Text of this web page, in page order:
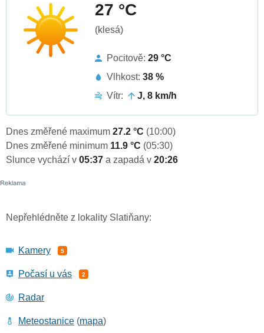
27 °C
(klesá)
Pocitově: 29 °C
Vlhkost: 38 %
Vítr:
J, 8 km/h
Dnes změřené maximum 27.2 °C (10:00)
Dnes změřené minimum 11.9 °C (05:30)
Slunce vychází v 05:37 a zapadá v 20:26
Nepřehlédněte z lokality Slatiňany:
Kamery 5
Počasí u vás 2
Radar
Meteostanice (mapa)